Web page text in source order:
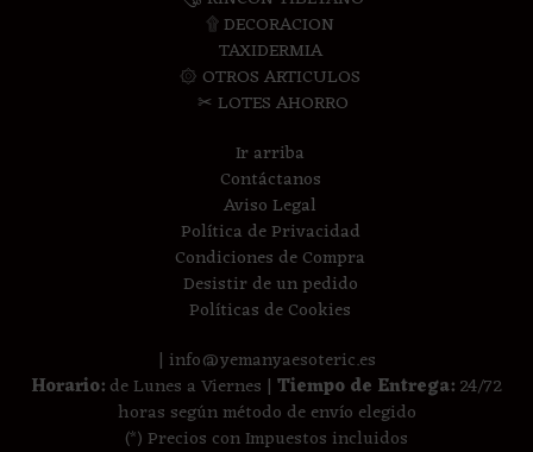
۩ DECORACION
TAXIDERMIA
۞ OTROS ARTICULOS
✂ LOTES AHORRO
Ir arriba
Contáctanos
Aviso Legal
Política de Privacidad
Condiciones de Compra
Desistir de un pedido
Políticas de Cookies
| info@yemanyaesoteric.es
Horario:de Lunes a Viernes | Tiempo de Entrega:24/72
horas según método de envío elegido
(*) Precios con Impuestos incluidos